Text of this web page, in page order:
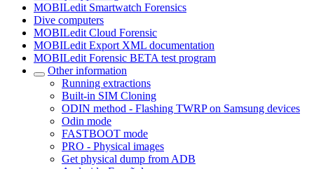
MOBILedit Smartwatch Forensics
Dive computers
MOBILedit Cloud Forensic
MOBILedit Export XML documentation
MOBILedit Forensic BETA test program
Other information
Running extractions
Built-in SIM Cloning
ODIN method - Flashing TWRP on Samsung devices
Odin mode
FASTBOOT mode
PRO - Physical images
Get physical dump from ADB